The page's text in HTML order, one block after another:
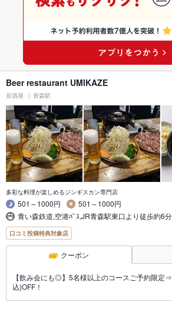
Beer restaurant UMIKAZE
居酒屋 青森駅
多彩な料理が楽しめるジンギスカン専門店
501～1000円
501～1000円
青い森鉄道,空港ﾊﾞｽ,JR青森駅東口より徒歩約6分
口コミ投稿特典対象店
クーポン
【飲み会にも◎】5名様以上のコースご予約限定
込)OFF！